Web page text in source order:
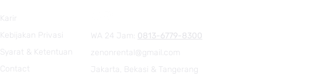
Karir
Kebijakan Privasi
Syarat & Ketentuan
Contact
WA 24 Jam: 0813-6779-8300
zenonrental@gmail.com
Jakarta, Bekasi & Tangerang